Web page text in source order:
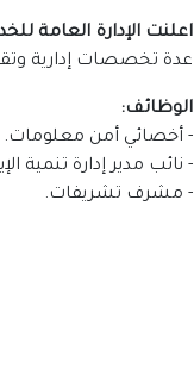
اعلنت الإدارة العامة
عدة تخصصات إدارية
الوظائف:
- أخصائي أمن معلومات.
- نائب مدير إدارة تنمية
- مشرف تشريفات.